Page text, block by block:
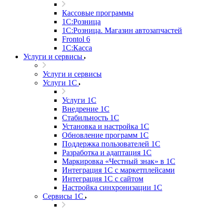
Кассовые программы
1С:Розница
1С:Розница. Магазин автозапчастей
Frontol 6
1С:Касса
Услуги и сервисы
Услуги и сервисы
Услуги 1С
Услуги 1С
Внедрение 1С
Стабильность 1С
Установка и настройка 1С
Обновление программ 1С
Поддержка пользователей 1С
Разработка и адаптация 1С
Маркировка «Честный знак» в 1С
Интеграция 1С с маркетплейсами
Интеграция 1С с сайтом
Настройка синхронизации 1С
Сервисы 1С